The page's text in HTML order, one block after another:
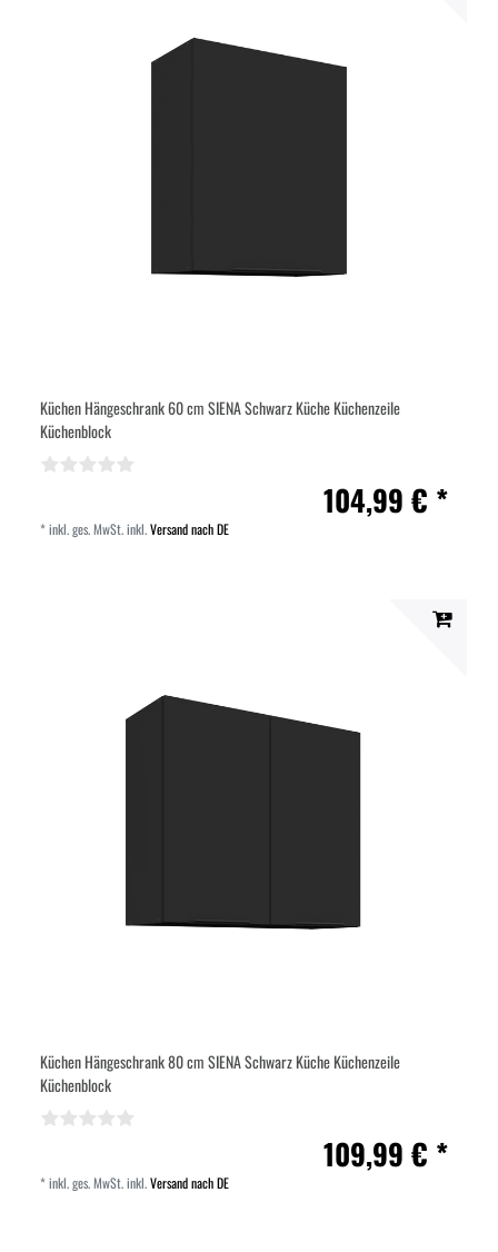
Küchen Hängeschrank 60 cm SIENA Schwarz Küche Küchenzeile
Küchenblock
104,99 € *
*inkl. ges. MwSt.inkl.Versand nach DE
Küchen Hängeschrank 80 cm SIENA Schwarz Küche Küchenzeile
Küchenblock
109,99 € *
*inkl. ges. MwSt.inkl.Versand nach DE